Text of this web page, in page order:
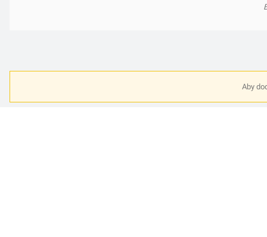
Aby